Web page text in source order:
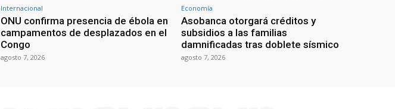
Internacional
ONU confirma presencia de ébola en
campamentos de desplazados en el
Congo
agosto 7, 2026
Economía
Asobanca otorgará créditos y
subsidios a las familias
damnificadas tras doblete sísmico
agosto 7, 2026